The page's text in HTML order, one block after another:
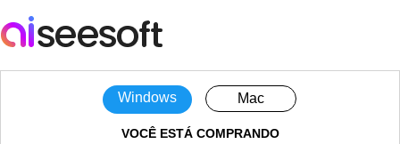
Windows Mac
VOCÊ ESTÁ COMPRANDO